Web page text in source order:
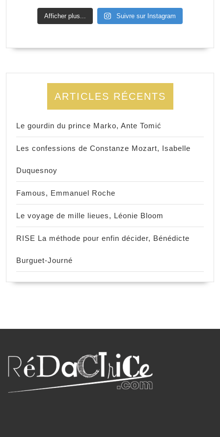
Afficher plus... Suivre sur Instagram
ARTICLES RÉCENTS
Le gourdin du prince Marko, Ante Tomić
Les confessions de Constanze Mozart, Isabelle
Duquesnoy
Famous, Emmanuel Roche
Le voyage de mille lieues, Léonie Bloom
RISE La méthode pour enfin décider, Bénédicte
Burguet-Journé